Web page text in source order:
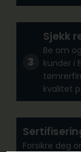
Sjekk
Be om
kunder i
kvalitet
Forsikre deg